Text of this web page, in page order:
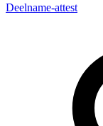
Deelname-attest